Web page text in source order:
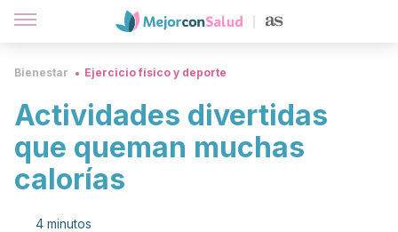
Bienestar Ejercicio físico y deporte
Actividades divertidas
que queman muchas
calorías
4 minutos